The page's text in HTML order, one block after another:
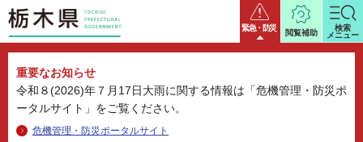
栃木県 緊急・防災
重要なお知らせ
令和８(2026)年７月17日大雨に関する情報は「危機管理・防災ポ
ータルサイト」をご覧ください。
危機管理・防災ポータルサイト
閲覧補助
検索
メニュー